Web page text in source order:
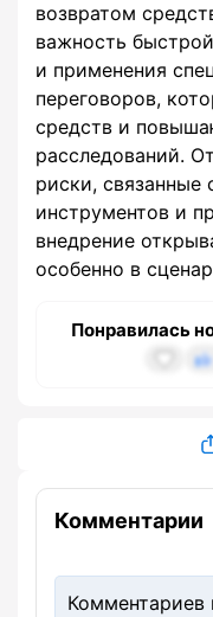
возвратом
важность
и применения
переговоров,
средств и
расследований.
риски, связанные
инструментов и
внедрение
особенно в
Понравилась
Комментарии
Комментариев